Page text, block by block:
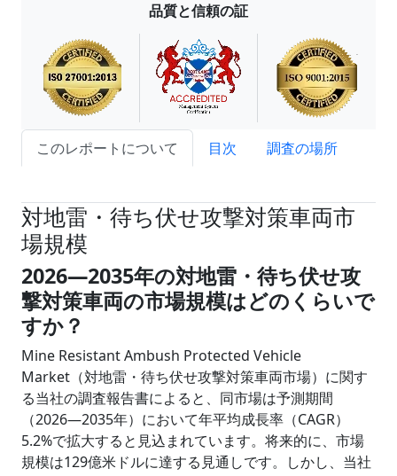
品質と信頼の証
このレポートについて 目次
調査の場所
対地雷・待ち伏せ攻撃対策車両市
場規模
2026―2035年の対地雷・待ち伏せ攻
撃対策車両の市場規模はどのくらいで
すか？
Mine Resistant Ambush Protected Vehicle
Market（対地雷・待ち伏せ攻撃対策車両市場）に関す
る当社の調査報告書によると、同市場は予測期間
（2026―2035年）において年平均成長率（CAGR）
5.2%で拡大すると見込まれています。将来的に、市場
規模は129億米ドルに達する見通しです。しかし、当社